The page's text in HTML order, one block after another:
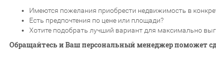
Имеются пожелания приобрести недвижимость в
Есть предпочтения по цене или площади?
Хотите подобрать лучший вариант для максимально
Обращайтесь и Ваш персональный менеджер поможет